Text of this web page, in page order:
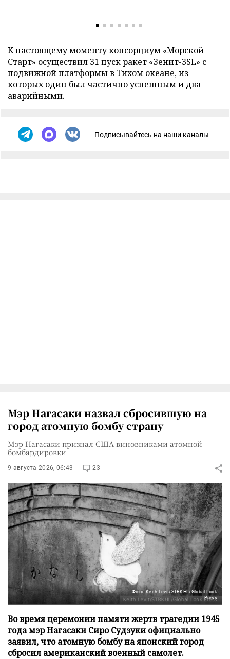
К настоящему моменту консорциум «Морской
Старт» осуществил 31 пуск ракет «Зенит-3SL» с
подвижной платформы в Тихом океане, из
которых один был частично успешным и два -
аварийными.
Подписывайтесь на наши каналы
Мэр Нагасаки назвал сбросившую на
город атомную бомбу страну
Мэр Нагасаки признал США виновниками атомной
бомбардировки
9 августа 2026, 06:43 23
Фото: Keith Levit/STRKHL/Global Look
Press
Во время церемонии памяти жертв трагедии 1945
года мэр Нагасаки Сиро Судзуки официально
заявил, что атомную бомбу на японский город
сбросил американский военный самолет.